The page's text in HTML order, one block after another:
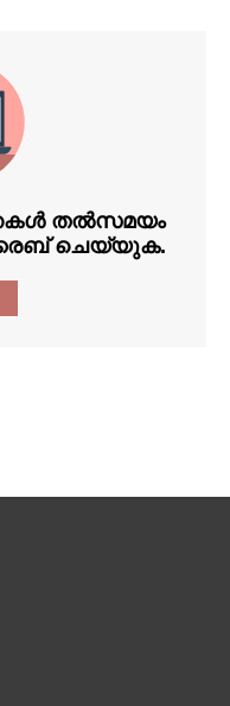
തൽസമയം
ചെയ്യുക.